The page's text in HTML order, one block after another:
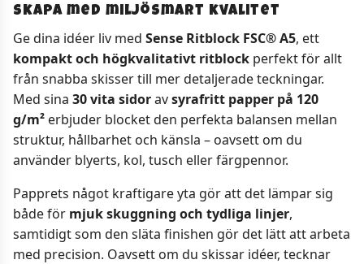
skapa med miljösmart kvalitet
Ge dina idéer liv med Sense Ritblock FSC® A5, ett
kompakt och högkvalitativt ritblock perfekt för allt
från snabba skisser till mer detaljerade teckningar.
Med sina 30 vita sidoravsyrafritt papper på 120
g/m² erbjuder blocket den perfekta balansen mellan
struktur, hållbarhet och känsla – oavsett om du
använder blyerts, kol, tusch eller färgpennor.
Papprets något kraftigare yta gör att det lämpar sig
både för mjuk skuggning och tydliga linjer,
samtidigt som den släta finishen gör det lätt att arbeta
med precision. Oavsett om du skissar idéer, tecknar